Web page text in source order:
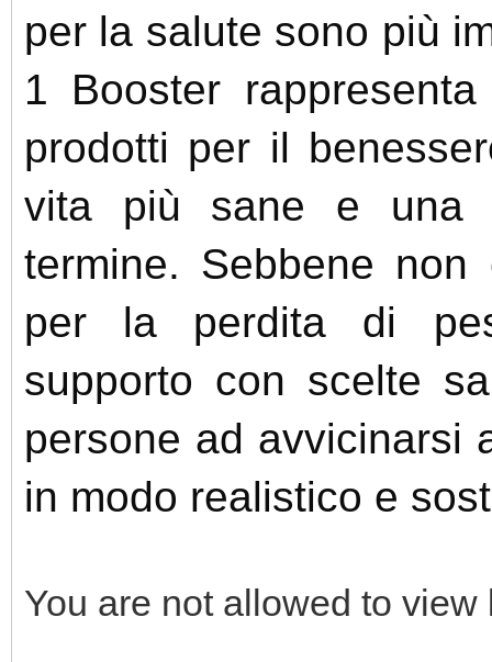
per la salute sono più
1 Booster
prodotti per il
vita più sane e una
termine. Sebbene
per la perdita di
supporto con scelte
persone ad avvicinarsi
in modo realistico e
You are not allowed to